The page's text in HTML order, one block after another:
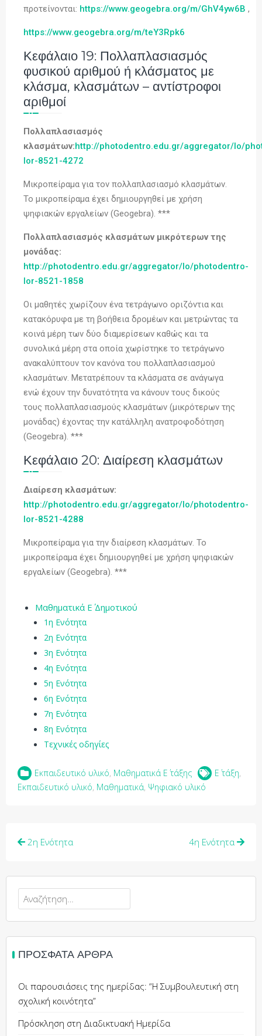
προτείνονται: https://www.geogebra.org/m/GhV4yw6B ,
https://www.geogebra.org/m/teY3Rpk6
Κεφάλαιο 19: Πολλαπλασιασμός
φυσικού αριθμού ή κλάσματος με
κλάσμα, κλασμάτων – αντίστροφοι
αριθμοί
Πολλαπλασιασμός
κλασμάτων:http://photodentro.edu.gr/aggregator/lo/
lor-8521-4272
Μικροπείραμα για τον πολλαπλασιασμό κλασμάτων.
To μικροπείραμα έχει δημιουργηθεί με χρήση
ψηφιακών εργαλείων (Geogebra). ***
Πολλαπλασιασμός κλασμάτων μικρότερων της
μονάδας:
http://photodentro.edu.gr/aggregator/lo/photodentro-
lor-8521-1858
Οι μαθητές χωρίζουν ένα τετράγωνο οριζόντια και
κατακόρυφα με τη βοήθεια δρομέων και μετρώντας τα
κοινά μέρη των δύο διαμερίσεων καθώς και τα
συνολικά μέρη στα οποία χωρίστηκε το τετράγωνο
ανακαλύπτουν τον κανόνα του πολλαπλασιασμού
κλασμάτων. Μετατρέπουν τα κλάσματα σε ανάγωγα
ενώ έχουν την δυνατότητα να κάνουν τους δικούς
τους πολλαπλασιασμούς κλασμάτων (μικρότερων της
μονάδας) έχοντας την κατάλληλη ανατροφοδότηση
(Geogebra). ***
Κεφάλαιο 20: Διαίρεση κλασμάτων
Διαίρεση κλασμάτων:
http://photodentro.edu.gr/aggregator/lo/photodentro-
lor-8521-4288
Μικροπείραμα για την διαίρεση κλασμάτων. To
μικροπείραμα έχει δημιουργηθεί με χρήση ψηφιακών
εργαλείων (Geogebra). ***
Μαθηματικά Ε΄ Δημοτικού
1η Ενότητα
2η Ενότητα
3η Ενότητα
4η Ενότητα
5η Ενότητα
6η Ενότητα
7η Ενότητα
8η Ενότητα
Τεχνικές οδηγίες
Εκπαιδευτικό υλικό, Μαθηματικά Ε΄ τάξης Ε΄ τάξη,
Εκπαιδευτικό υλικό, Μαθηματικά, Ψηφιακό υλικό
2η Ενότητα 4η Ενότητα
ΠΡΌΣΦΑΤΑ ΆΡΘΡΑ
Οι παρουσιάσεις της ημερίδας: “Η Συμβουλευτική στη
σχολική κοινότητα”
Πρόσκληση στη Διαδικτυακή Ημερίδα